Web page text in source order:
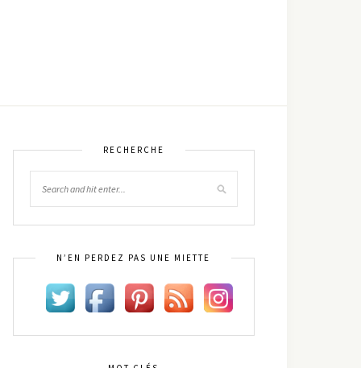
RECHERCHE
N’EN PERDEZ PAS UNE MIETTE